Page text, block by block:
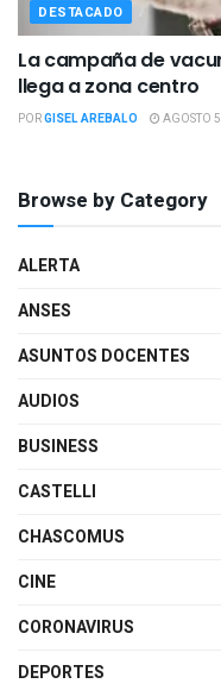
DESTACADO
La campaña de
llega a zona centro
PORGISEL AREBALO AGOSTO
Browse by Category
ALERTA
ANSES
ASUNTOS DOCENTES
AUDIOS
BUSINESS
CASTELLI
CHASCOMUS
CINE
CORONAVIRUS
DEPORTES